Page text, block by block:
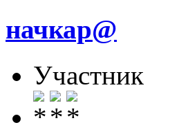
начкар@
Участник